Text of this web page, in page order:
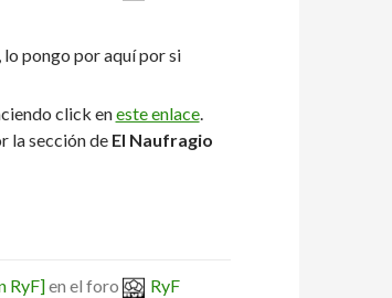
lo pongo por aquí por si
click eneste enlace.
la sección de El Naufragio
RyF]en el foro
RyF